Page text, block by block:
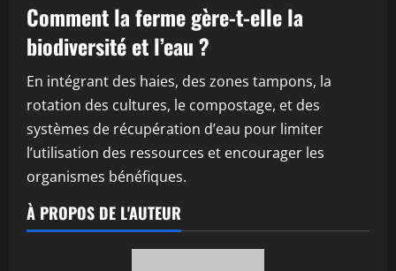
Comment la ferme gère-t-elle la
biodiversité et l’eau ?
En intégrant des haies, des zones tampons, la
rotation des cultures, le compostage, et des
systèmes de récupération d’eau pour limiter
l’utilisation des ressources et encourager les
organismes bénéfiques.
À PROPOS DE L'AUTEUR